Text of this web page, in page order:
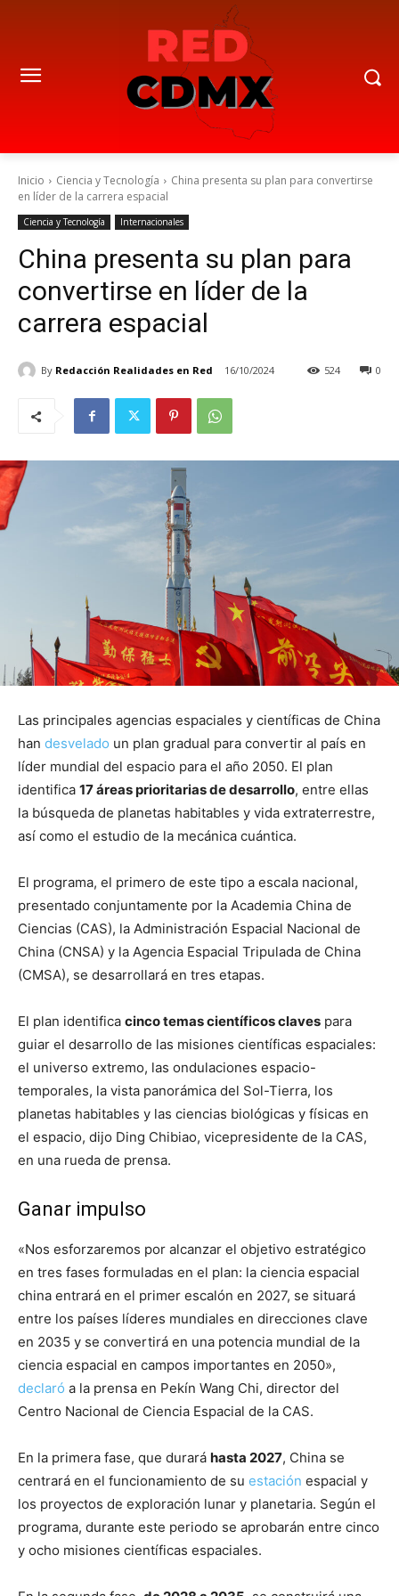
Inicio Ciencia y Tecnología
China presenta su plan para convertirse
en líder de la carrera espacial
Ciencia y Tecnología Internacionales
China presenta su plan para
convertirse en líder de la
carrera espacial
By Redacción Realidades en Red 16/10/2024 0
524
Las principales agencias espaciales y científicas de China
han desvelado un plan gradual para convertir al país en
líder mundial del espacio para el año 2050. El plan
identifica 17 áreas prioritarias de desarrollo, entre ellas
la búsqueda de planetas habitables y vida extraterrestre,
así como el estudio de la mecánica cuántica.
El programa, el primero de este tipo a escala nacional,
presentado conjuntamente por la Academia China de
Ciencias (CAS), la Administración Espacial Nacional de
China (CNSA) y la Agencia Espacial Tripulada de China
(CMSA), se desarrollará en tres etapas.
El plan identifica cinco temas científicos claves para
guiar el desarrollo de las misiones científicas espaciales:
el universo extremo, las ondulaciones espacio-
temporales, la vista panorámica del Sol-Tierra, los
planetas habitables y las ciencias biológicas y físicas en
el espacio, dijo Ding Chibiao, vicepresidente de la CAS,
en una rueda de prensa.
Ganar impulso
«Nos esforzaremos por alcanzar el objetivo estratégico
en tres fases formuladas en el plan: la ciencia espacial
china entrará en el primer escalón en 2027, se situará
entre los países líderes mundiales en direcciones clave
en 2035 y se convertirá en una potencia mundial de la
ciencia espacial en campos importantes en 2050»,
declaró a la prensa en Pekín Wang Chi, director del
Centro Nacional de Ciencia Espacial de la CAS.
En la primera fase, que durará hasta 2027, China se
centrará en el funcionamiento de su estación espacial y
los proyectos de exploración lunar y planetaria. Según el
programa, durante este periodo se aprobarán entre cinco
y ocho misiones científicas espaciales.